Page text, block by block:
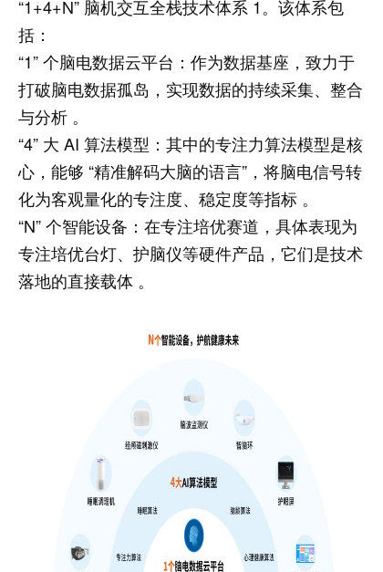
“1+4+N” 脑机交互全栈技术体系 1。该体系包
括：
“1” 个脑电数据云平台：作为数据基座，致力于
打破脑电数据孤岛，实现数据的持续采集、整合
与分析 。
“4” 大 AI 算法模型：其中的专注力算法模型是核
心，能够 “精准解码大脑的语言”，将脑电信号转
化为客观量化的专注度、稳定度等指标 。
“N” 个智能设备：在专注培优赛道，具体表现为
专注培优台灯、护脑仪等硬件产品，它们是技术
落地的直接载体 。